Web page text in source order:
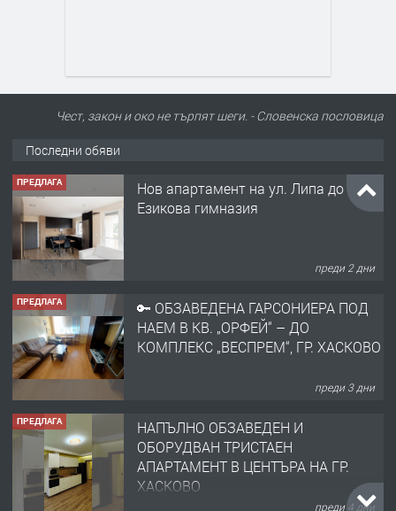
Чест, закон и око не търпят шеги. - Словенскa пословица
Последни обяви
ПРЕДЛАГА
Нов апартамент на ул. Липа до
Езикова гимназия
преди 2 дни
ПРЕДЛАГА
🔑 ОБЗАВЕДЕНА ГАРСОНИЕРА ПОД
НАЕМ В КВ. „ОРФЕЙ“ – ДО
КОМПЛЕКС „ВЕСПРЕМ“, ГР. ХАСКОВО
преди 3 дни
ПРЕДЛАГА
НАПЪЛНО ОБЗАВЕДЕН И
ОБОРУДВАН ТРИСТАЕН
АПАРТАМЕНТ В ЦЕНТЪРА НА ГР.
ХАСКОВО
преди 4 дни